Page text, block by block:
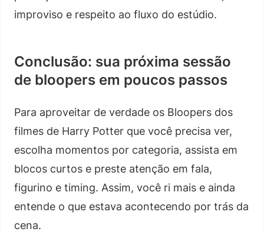
improviso e respeito ao fluxo do estúdio.
Conclusão: sua próxima sessão
de bloopers em poucos passos
Para aproveitar de verdade os Bloopers dos
filmes de Harry Potter que você precisa ver,
escolha momentos por categoria, assista em
blocos curtos e preste atenção em fala,
figurino e timing. Assim, você ri mais e ainda
entende o que estava acontecendo por trás da
cena.